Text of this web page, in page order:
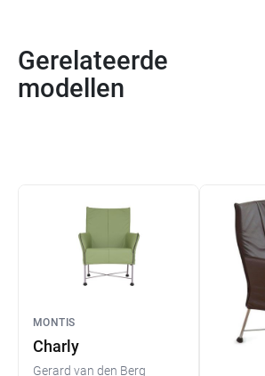
Gerelateerde
modellen
MONTIS
Charly
Gerard van den Berg